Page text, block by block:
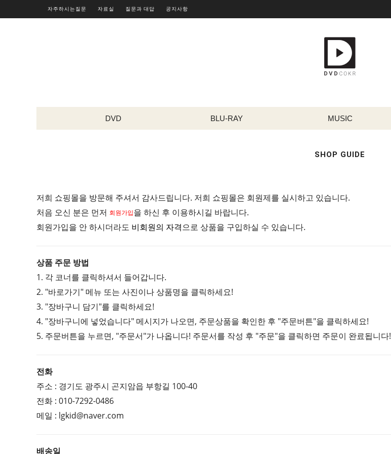
자주하시는질문 자료실 질문과 대답 공지사항
DVD BLU-RAY MUSIC
SHOP GUIDE
저희 쇼핑몰을 방문해 주셔서 감사드립니다. 저희 쇼핑몰은 회원제를 실시하고 있습니다.
처음 오신 분은 먼저 회원가입 을 하신 후 이용하시길 바랍니다.
회원가입을 안 하시더라도 비회원의 자격으로 상품을 구입하실 수 있습니다.
상품 주문 방법
1. 각 코너를 클릭하셔서 들어갑니다.
2. "바로가기" 메뉴 또는 사진이나 상품명을 클릭하세요!
3. "장바구니 담기"를 클릭하세요!
4. "장바구니에 넣었습니다" 메시지가 나오면, 주문상품을 확인한 후 "주문버튼"을 클릭하세요!
5. 주문버튼을 누르면, "주문서"가 나옵니다! 주문서를 작성 후 "주문"을 클릭하면 주문이 완료됩니다!
전화
주소 : 경기도 광주시 곤지암읍 부항길 100-40
전화 : 010-7292-0486
메일 : lgkid@naver.com
배송일